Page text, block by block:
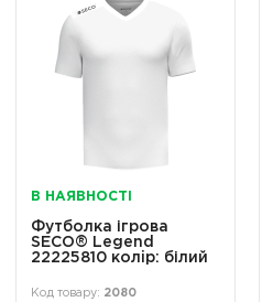
В НАЯВНОСТІ
Футболка ігрова
SECO® Legend
22225810 колiр: білий
2080